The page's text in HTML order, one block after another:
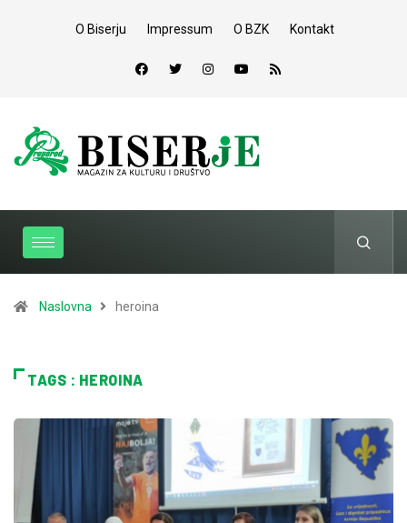
O Biserju Impressum O BZK Kontakt
Naslovna heroina
TAGS : HEROINA